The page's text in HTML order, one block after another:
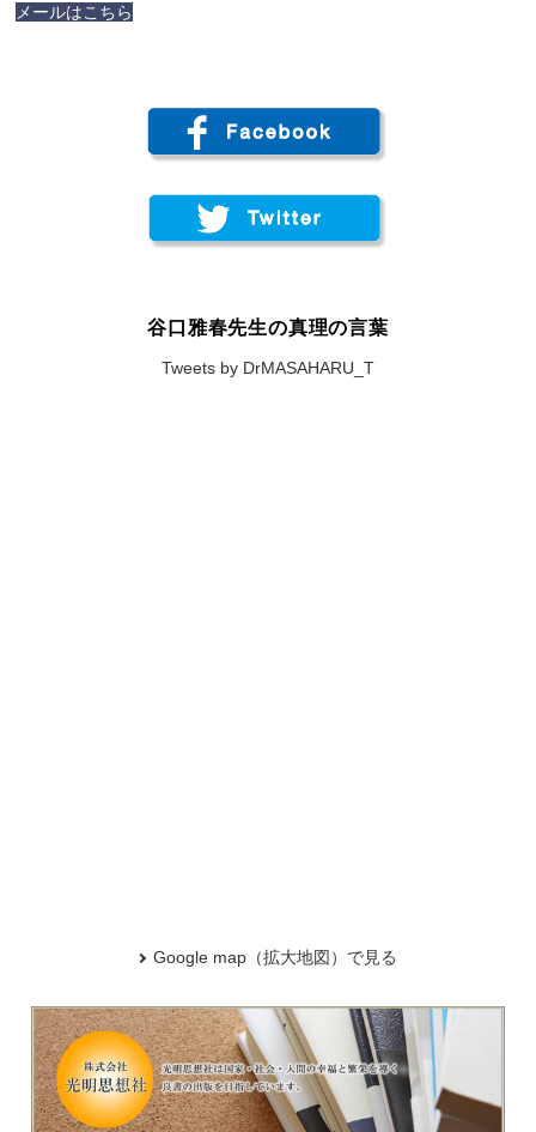
メールはこちら
谷口雅春先生の真理の言葉
Tweets by DrMASAHARU_T
Google map（拡大地図）で見る